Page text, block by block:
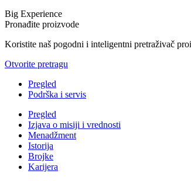
Big Experience
Pronađite proizvode
Koristite naš pogodni i inteligentni pretraživač
Otvorite pretragu
Pregled
Podrška i servis
Pregled
Izjava o misiji i vrednosti
Menadžment
Istorija
Brojke
Karijera